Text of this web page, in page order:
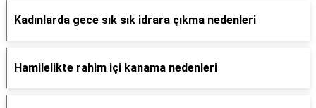
Kadınlarda gece sık sık idrara çıkma nedenleri
Hamilelikte rahim içi kanama nedenleri